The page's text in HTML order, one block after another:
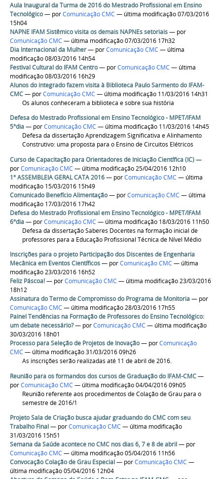
Aula Inaugural da Turma de 2016 do Mestrado Profissional em Ensino
Tecnológico— porComunicação CMC — última modificação 07/03/2016
15h04
NAPNE IFAM Sistêmico visita os demais NAPNEs setoriais— por
Comunicação CMC — última modificação 07/03/2016 17h32
Dia Internacional da Mulher— porComunicação CMC — última
modificação 08/03/2016 14h54
Festival Cultural do IFAM Centro— porComunicação CMC — última
modificação 08/03/2016 16h29
Alunos do integrado fazem visita à Biblioteca Paulo Sarmento do IFAM-
CMC— porComunicação CMC — última modificação 11/03/2016 14h31
Os alunos conheceram a biblioteca e sobre sua história
Defesa do Mestrado Profissional em Ensino Tecnológico - MPET/IFAM
5°dia— porComunicação CMC — última modificação 11/03/2016 14h45
Defesa da dissertação Aprendizagem Significativa e Alinhamento
Construtivo: uma proposta para o Ensino de Circuitos Elétricos
Curso de Capacitação para Orientadores de Iniciação Científica (IC)—
porComunicação CMC — última modificação 25/04/2016 12h10
1° ASSEMBLEIA GERAL CATA 2016— porComunicação CMC — última
modificação 15/03/2016 15h49
Comunicado Benefício Alimentação— porComunicação CMC — última
modificação 17/03/2016 17h42
Defesa do Mestrado Profissional em Ensino Tecnológico - MPET/IFAM
6°dia— porComunicação CMC — última modificação 18/03/2016 11h50
Defesa da dissertação Saberes Docentes na formação inicial de
professores para a Educação Profissional Técnica de Nível Médio
Inscrições para o projeto Participação dos Discentes de Engenharia
Mecânica em Eventos Científicos— porComunicação CMC — última
modificação 23/03/2016 16h52
Feliz Páscoa!— porComunicação CMC — última modificação 23/03/2016
18h12
Assinatura do Termo de Compromisso do Programa de Monitoria— por
Comunicação CMC — última modificação 28/03/2016 17h55
Painel Tendências na Formação de Professores do Ensino Tecnológico:
um debate necessário?— porComunicação CMC — última modificação
30/03/2016 18h01
Processo para Seleção de Projetos de Inovação— porComunicação
CMC — última modificação 31/03/2016 09h26
As inscrições serão realizadas até 11 de abril de 2016.
Reunião para os formandos dos cursos de Graduação do IFAM-CMC—
porComunicação CMC — última modificação 04/04/2016 09h05
Reunião referente aos procedimentos de Colação de Grau para o
semestre de 2016/1
Projeto Sala de Criação busca ajudar graduando do CMC com seu
Trabalho Final— porComunicação CMC — última modificação
31/03/2016 15h51
Semana da Saúde acontece no CMC nos dias 6, 7 e 8 de abril— por
Comunicação CMC — última modificação 05/04/2016 11h56
Convocação Colação de Grau Especial— porComunicação CMC —
última modificação 05/04/2016 12h04